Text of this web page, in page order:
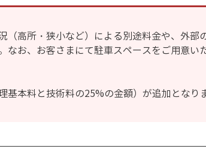
（高所・狭小など）による別途料金や、外部
なお、お客さまにて駐車スペースをご用意い
本料と技術料の25%の金額）が追加となり